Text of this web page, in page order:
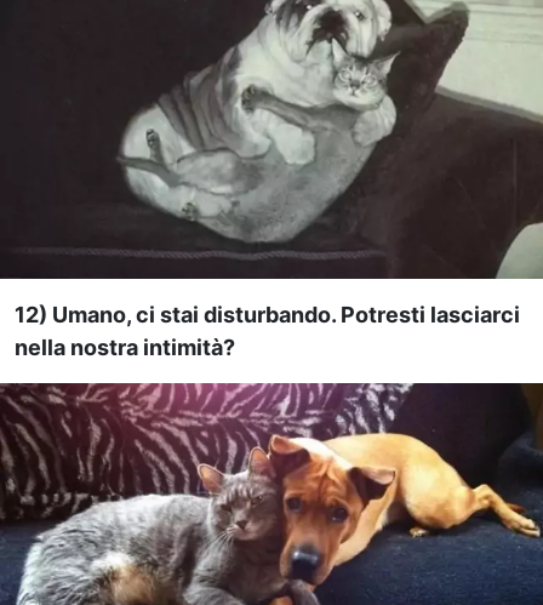
12) Umano, ci stai disturbando. Potresti lasciarci
nella nostra intimità?